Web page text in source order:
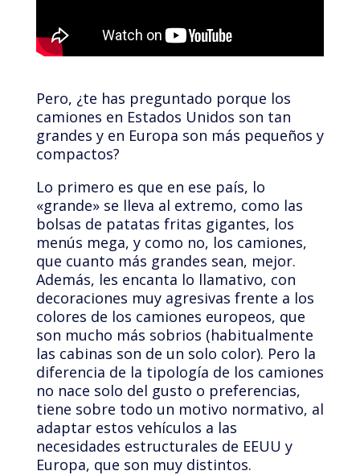
Pero, ¿te has preguntado porque los
camiones en Estados Unidos son tan
grandes y en Europa son más pequeños y
compactos?
Lo primero es que en ese país, lo
«grande» se lleva al extremo, como las
bolsas de patatas fritas gigantes, los
menús mega, y como no, los camiones,
que cuanto más grandes sean, mejor.
Además, les encanta lo llamativo, con
decoraciones muy agresivas frente a los
colores de los camiones europeos, que
son mucho más sobrios (habitualmente
las cabinas son de un solo color). Pero la
diferencia de la tipología de los camiones
no nace solo del gusto o preferencias,
tiene sobre todo un motivo normativo, al
adaptar estos vehículos a las
necesidades estructurales de EEUU y
Europa, que son muy distintos.